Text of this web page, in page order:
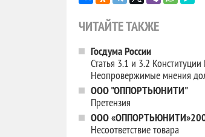
ЧИТАЙТЕ ТАКЖЕ
Госдума России
Статья 3.1 и 3.2
Неопровержимые мнения
ООО "ОППОРТЬЮНИТИ"
Претензия
ООО
Несоответствие товара